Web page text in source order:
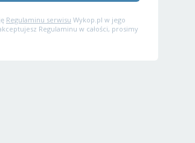
Regulaminu serwisu Wykop.pl w jego
Regulaminu w całości, prosimy